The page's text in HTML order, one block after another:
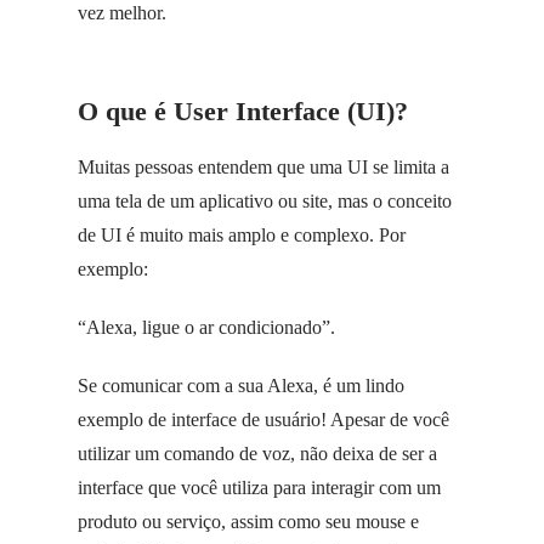
vez melhor.
O que é User Interface (UI)?
Muitas pessoas entendem que uma UI se limita a
uma tela de um aplicativo ou site, mas o conceito
de UI é muito mais amplo e complexo. Por
exemplo:
“Alexa, ligue o ar condicionado”.
Se comunicar com a sua Alexa, é um lindo
exemplo de interface de usuário! Apesar de você
utilizar um comando de voz, não deixa de ser a
interface que você utiliza para interagir com um
produto ou serviço, assim como seu mouse e